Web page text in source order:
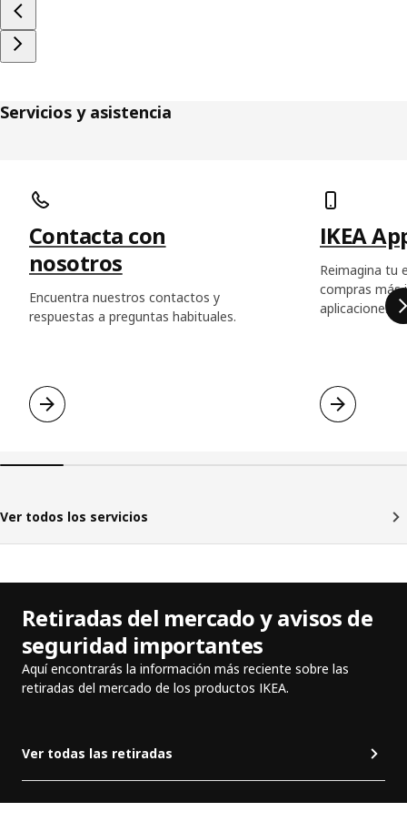
Servicios y asistencia
Contacta con
nosotros
Encuentra nuestros contactos y
respuestas a preguntas habituales.
IKEA
Reimagina tu
compras más
aplicaciones
Ver todos los servicios
Retiradas del mercado y avisos de
seguridad importantes
Aquí encontrarás la información más reciente sobre las
retiradas del mercado de los productos IKEA.
Ver todas las retiradas